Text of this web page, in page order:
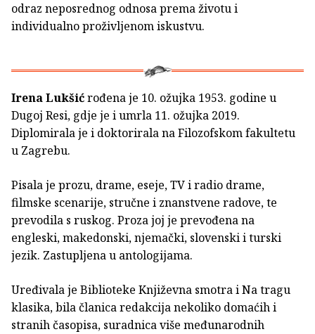
odraz neposrednog odnosa prema životu i
individualno proživljenom iskustvu.
Irena Lukšićrođena je 10. ožujka 1953. godine u
Dugoj Resi, gdje je i umrla 11. ožujka 2019.
Diplomirala je i doktorirala na Filozofskom fakultetu
u Zagrebu.
Pisala je prozu, drame, eseje, TV i radio drame,
filmske scenarije, stručne i znanstvene radove, te
prevodila s ruskog. Proza joj je prevođena na
engleski, makedonski, njemački, slovenski i turski
jezik. Zastupljena u antologijama.
Uređivala je Biblioteke Književna smotra i Na tragu
klasika, bila članica redakcija nekoliko domaćih i
stranih časopisa, suradnica više međunarodnih